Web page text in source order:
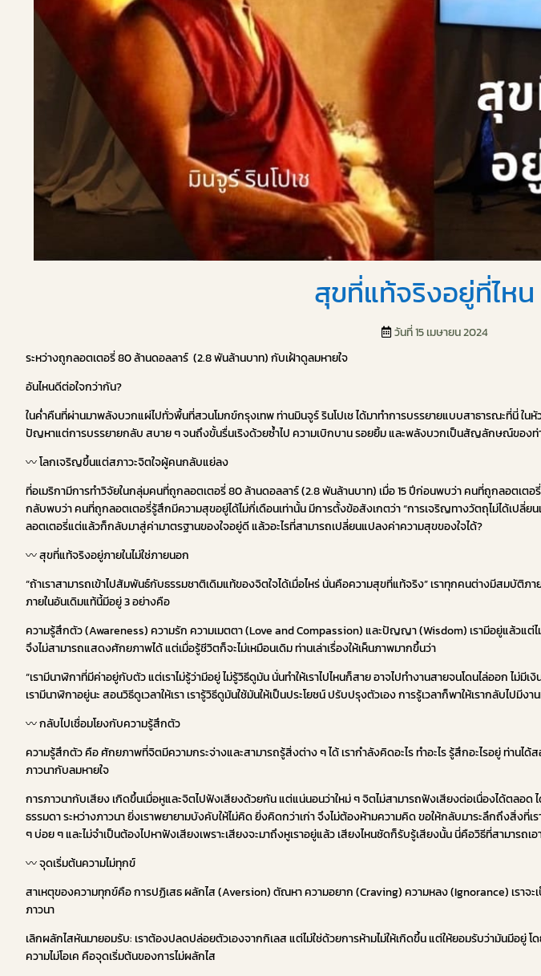
สุขที่แท้จริงอยู่ที่ไหน
วันที่ 15 เมษายน 2024
ระหว่างถูกลอตเตอรี่ 80 ล้านดอลลาร์ (2.8 พันล้านบาท) กับเฝ้าดูลมหายใจ
อันไหนดีต่อใจกว่ากัน?
ในค่ำคืนที่ผ่านมาพลังบวกแผ่ไปทั่วพื้นที่สวนโมกข์กรุงเทพ ท่านมินจูร์ รินโปเช ได้มาทำการบรรยายแบบสาธารณะที่นี่ ใน
ปัญหาแต่การบรรยายกลับ สบาย ๆ จนถึงขั้นรื่นเริงด้วยซ้ำไป ความเบิกบาน รอยยิ้ม และพลังบวกเป็นสัญลักษณ์ของท่
〰️ โลกเจริญขึ้นแต่สภาวะจิตใจผู้คนกลับแย่ลง
ที่อเมริกามีการทำวิจัยในกลุ่มคนที่ถูกลอตเตอรี่ 80 ล้านดอลลาร์ (2.8 พันล้านบาท) เมื่อ 15 ปีก่อนพบว่า คนที่ถูกลอตเ
กลับพบว่า คนที่ถูกลอตเตอรี่รู้สึกมีความสุขอยู่ได้ไม่กี่เดือนเท่านั้น มีการตั้งข้อสังเกตว่า “การเจริญทางวัตถุไม่ได้เปลี่ย
ลอตเตอรี่แต่แล้วก็กลับมาสู่ค่ามาตรฐานของใจอยู่ดี แล้วอะไรที่สามารถเปลี่ยนแปลงค่าความสุขของใจได้?
〰️ สุขที่แท้จริงอยู่ภายในไม่ใช่ภายนอก
“ถ้าเราสามารถเข้าไปสัมพันธ์กับธรรมชาติเดิมแท้ของจิตใจได้เมื่อไหร่ นั่นคือความสุขที่แท้จริง” เราทุกคนต่างมีสมบัติ
ภายในอันเดิมแท้นี้มีอยู่ 3 อย่างคือ
ความรู้สึกตัว (Awareness) ความรัก ความเมตตา (Love and Compassion) และปัญญา (Wisdom) เรามีอยู่แล้วแต่
จึงไม่สามารถแสดงศักยภาพได้ แต่เมื่อรู้ชีวิตก็จะไม่เหมือนเดิม ท่านเล่าเรื่องให้เห็นภาพมากขึ้นว่า
“เรามีนาฬิกาที่มีค่าอยู่กับตัว แต่เราไม่รู้ว่ามีอยู่ ไม่รู้วิธีดูมัน นั่นทำให้เราไปไหนก็สาย อาจไปทำงานสายจนโดนไล่ออก ไม่
เรามีนาฬิกาอยู่นะ สอนวิธีดูเวลาให้เรา เรารู้วิธีดูมันใช้มันให้เป็นประโยชน์ ปรับปรุงตัวเอง การรู้เวลาก็พาให้เรากลับไปมีง
〰️ กลับไปเชื่อมโยงกับความรู้สึกตัว
ความรู้สึกตัว คือ ศักยภาพที่จิตมีความกระจ่างและสามารถรู้สิ่งต่าง ๆ ได้ เรากำลังคิดอะไร ทำอะไร รู้สึกอะไรอยู่ ท่านไ
ภาวนากับลมหายใจ
การภาวนากับเสียง เกิดขึ้นเมื่อหูและจิตไปฟังเสียงด้วยกัน แต่แน่นอนว่าใหม่ ๆ จิตไม่สามารถฟังเสียงต่อเนื่องได้ตลอด ไ
ธรรมดา ระหว่างภาวนา ยิ่งเราพยายามบังคับให้ไม่คิด ยิ่งคิดกว่าเก่า จึงไม่ต้องห้ามความคิด ขอให้กลับมาระลึกถึงสิ่งที่
ๆ บ่อย ๆ และไม่จำเป็นต้องไปหาฟังเสียงเพราะเสียงจะมาถึงหูเราอยู่แล้ว เสียงไหนชัดก็รับรู้เสียงนั้น นี่คือวิธีที่สามารถเอ
〰️ จุดเริ่มต้นความไม่ทุกข์
สาเหตุของความทุกข์คือ การปฏิเสธ ผลักไส (Aversion) ตัณหา ความอยาก (Craving) ความหลง (Ignorance) เราจ
ภาวนา
เลิกผลักไสหันมายอมรับ: เราต้องปลดปล่อยตัวเองจากกิเลส แต่ไม่ใช่ด้วยการห้ามไม่ให้เกิดขึ้น แต่ให้ยอมรับว่ามันมีอยู่ โ
ความไม่โอเค คือจุดเริ่มต้นของการไม่ผลักไส